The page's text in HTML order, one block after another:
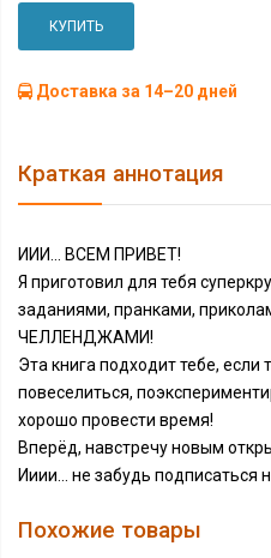
КУПИТЬ
Доставка за 14–20 дней
Краткая аннотация
ИИИ... ВСЕМ ПРИВЕТ!
Я приготовил для тебя
заданиями, пранками,
ЧЕЛЛЕНДЖАМИ!
Эта книга подходит тебе,
повеселиться,
хорошо провести время!
Вперёд, навстречу новым
Ииии... не забудь подписаться
Похожие товары